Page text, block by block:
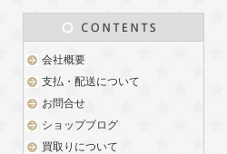
会社概要
支払・配送について
お問合せ
ショップブログ
買取りについて